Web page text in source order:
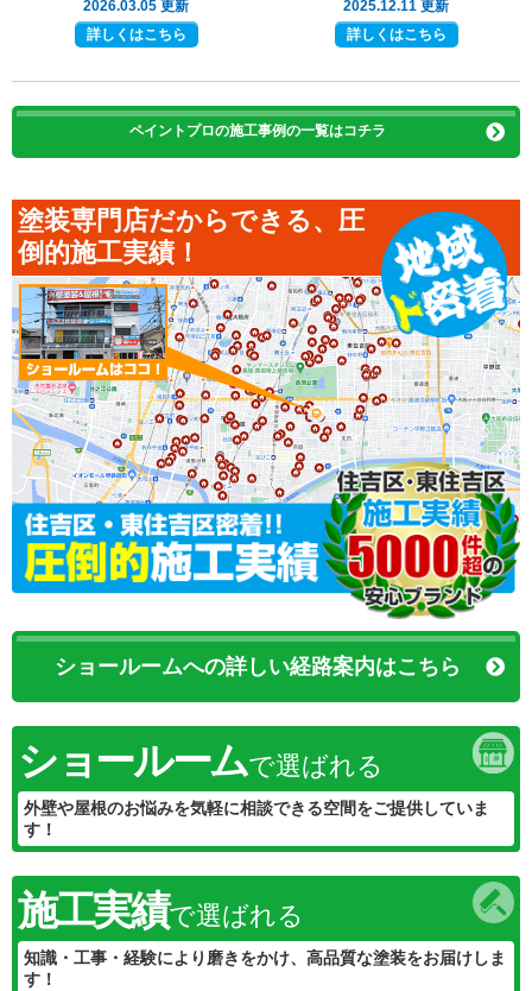
2026.03.05 更新
詳しくはこちら
2025.12.11 更新
詳しくはこちら
ペイントプロの施工事例の一覧はコチラ
塗装専門店だからできる、圧
倒的施工実績！
ショールームへの詳しい経路案内はこちら
ショールームで選ばれる
外壁や屋根のお悩みを気軽に相談できる空間をご提供していま
す！
施工実績で選ばれる
知識・工事・経験により磨きをかけ、高品質な塗装をお届けしま
す！